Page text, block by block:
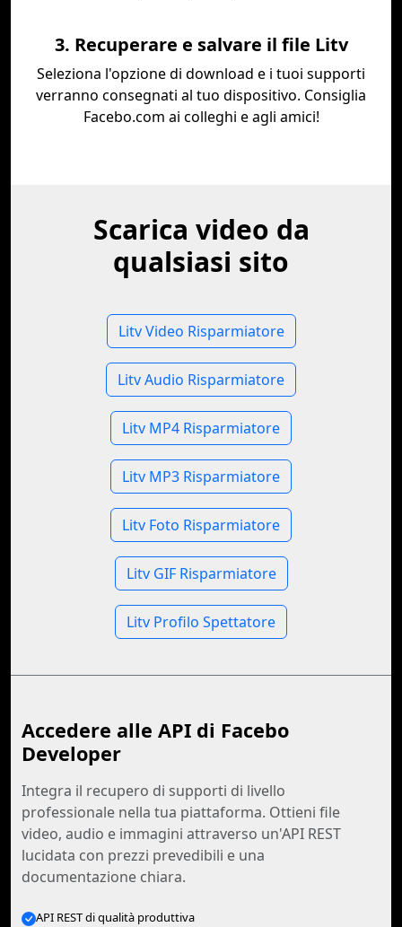
3. Recuperare e salvare il file Litv
Seleziona l'opzione di download e i tuoi supporti
verranno consegnati al tuo dispositivo. Consiglia
Facebo.com ai colleghi e agli amici!
Scarica video da
qualsiasi sito
Litv Video Risparmiatore
Litv Audio Risparmiatore
Litv MP4 Risparmiatore
Litv MP3 Risparmiatore
Litv Foto Risparmiatore
Litv GIF Risparmiatore
Litv Profilo Spettatore
Accedere alle API di Facebo
Developer
Integra il recupero di supporti di livello
professionale nella tua piattaforma. Ottieni file
video, audio e immagini attraverso un'API REST
lucidata con prezzi prevedibili e una
documentazione chiara.
API REST di qualità produttiva